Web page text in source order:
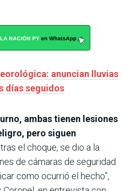
anuncian lluvias
días seguidos
ambas tienen lesiones
pero siguen
el choque, se dio a la
de cámaras de seguridad
como ocurrió el hecho”,